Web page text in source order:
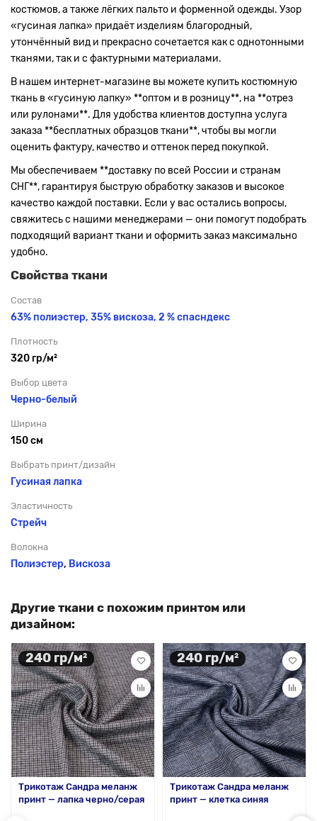
костюмов, а также лёгких пальто и форменной одежды. Узор
«гусиная лапка» придаёт изделиям благородный,
утончённый вид и прекрасно сочетается как с однотонными
тканями, так и с фактурными материалами.
В нашем интернет-магазине вы можете купить костюмную
ткань в «гусиную лапку» **оптом и в розницу**, на **отрез
или рулонами**. Для удобства клиентов доступна услуга
заказа **бесплатных образцов ткани**, чтобы вы могли
оценить фактуру, качество и оттенок перед покупкой.
Мы обеспечиваем **доставку по всей России и странам
СНГ**, гарантируя быструю обработку заказов и высокое
качество каждой поставки. Если у вас остались вопросы,
свяжитесь с нашими менеджерами — они помогут подобрать
подходящий вариант ткани и оформить заказ максимально
удобно.
Свойства ткани
Состав
63% полиэстер, 35% вискоза, 2 % спасндекс
Плотность
320 гр/м²
Выбор цвета
Черно-белый
Ширина
150 см
Выбрать принт/дизайн
Гусиная лапка
Эластичность
Стрейч
Волокна
Полиэстер, Вискоза
Другие ткани с похожим принтом или
дизайном:
240 гр/м²
Трикотаж Сандра меланж
принт — лапка черно/серая
240 гр/м²
Трикотаж Сандра меланж
принт — клетка синяя